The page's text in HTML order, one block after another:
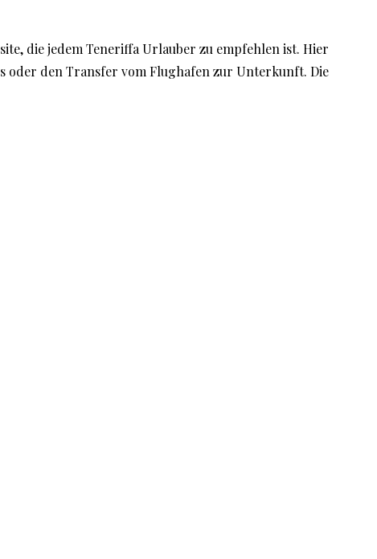
die jedem Teneriffa Urlauber zu empfehlen ist. Hier
oder den Transfer vom Flughafen zur Unterkunft. Die